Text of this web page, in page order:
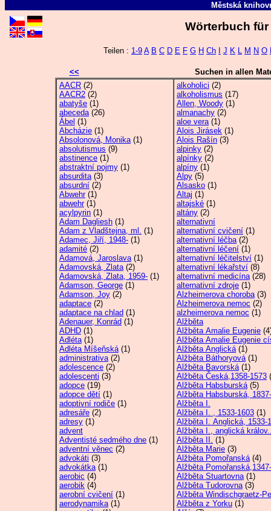
Městská
Wörterbuch
Teilen : 1-9 A B C D E F G H Ch J K L M N O
<<
Suchen in allen
AACR (2)
AACR2 (2)
abatyše (1)
abeceda(26)
Ábel (1)
Abcházie (1)
Absolonová, Monika(1)
absolutismus (9)
abstinence (1)
abstraktní pojmy (1)
absurdita(3)
absurdní (2)
Abwehr(1)
abwehr(1)
acylpyrin (1)
Adam Dagliesh (1)
Adam z Vladštejna, ml. (1)
Adamec, Jiří, 1948- (1)
adamité (2)
Adamová, Jaroslava(1)
Adamovská, Zlata(2)
Adamovská, Zlata, 1959- (1)
Adamson, George (1)
Adamson, Joy (2)
adaptace (2)
adaptace na chlad (1)
Adenauer, Konrád (1)
ADHD (1)
Adléta(1)
Adléta Míšeňská(1)
administrativa(2)
adolescence (2)
adolescenti (3)
adopce (19)
adopce dětí (1)
adoptivní rodiče (1)
adresáře (2)
adresy (1)
advent
Adventisté sedmého dne (1)
adventní věnec (2)
advokáti (3)
advokátka(1)
aerobic (4)
aerobik (4)
aerobní cvičení (1)
aerodynamika(1)
alkoholici (2)
alkoholismus (17)
Allen, Woody (1)
almanachy (2)
aloe vera(1)
Alois Jirásek (1)
Alois Rašín (3)
alpinky (2)
alpínky (2)
alpíny (1)
Alpy (5)
Alsasko (1)
Altaj (1)
altajské (1)
altány (2)
alternativní
alternativní cvičení (1)
alternativní léčba(2)
alternativní léčení (1)
alternativní léčitelství (1)
alternativní lékařství (8)
alternativní medicína(28)
alternativní zdroje (1)
Alzheimerova choroba(3)
Alzheimerova nemoc (2)
alzheimerova nemoc (1)
Alžběta
Alžběta Amalie Eugenie
Alžběta Amalie Eugenie
Alžběta Anglická(1)
Alžběta Báthoryová(1)
Alžběta Bavorská(1)
Alžběta Česká,1358-1573
Alžběta Habsburská(5)
Alžběta Habsburská,
Alžběta I.
Alžběta I. , 1533-1603 (1)
Alžběta I. Anglická, 1533-
Alžběta I., anglická
Alžběta II. (1)
Alžběta Marie (3)
Alžběta Pomořanská(4)
Alžběta
Alžběta Stuartovna(1)
Alžběta Tudorovna(3)
Alžběta Windischgraetz-
Alžběta z Yorku (1)